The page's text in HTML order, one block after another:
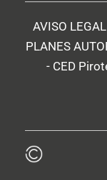
AVISO
PLANES
- CED